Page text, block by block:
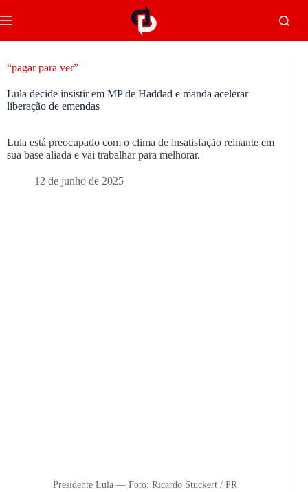
“pagar para ver”
Lula decide insistir em MP de Haddad e manda acelerar
liberação de emendas
Lula está preocupado com o clima de insatisfação reinante em
sua base aliada e vai trabalhar para melhorar.
12 de junho de 2025
Presidente Lula — Foto: Ricardo Stuckert / PR